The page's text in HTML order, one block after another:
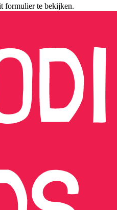
formulier te bekijken.